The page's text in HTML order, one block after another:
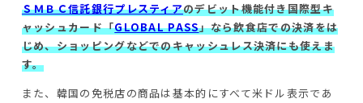
ＳＭＢＣ信託銀行プレスティアのデビット機能付き国際型キ
ャッシュカード「GLOBAL PASS」なら飲食店での決済をは
じめ、ショッピングなどでのキャッシュレス決済にも使えま
す。
また、韓国の免税店の商品は基本的にすべて米ドル表示であ